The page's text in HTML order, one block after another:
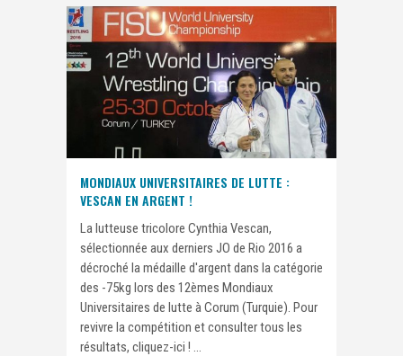
MONDIAUX UNIVERSITAIRES DE LUTTE :
VESCAN EN ARGENT !
La lutteuse tricolore Cynthia Vescan,
sélectionnée aux derniers JO de Rio 2016 a
décroché la médaille d'argent dans la catégorie
des -75kg lors des 12èmes Mondiaux
Universitaires de lutte à Corum (Turquie). Pour
revivre la compétition et consulter tous les
résultats, cliquez-ici ! ...